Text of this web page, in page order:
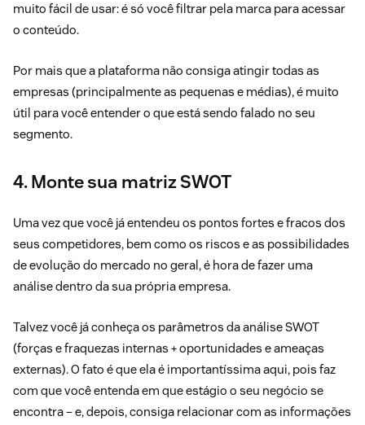
muito fácil de usar: é só você filtrar pela marca para acessar
o conteúdo.
Por mais que a plataforma não consiga atingir todas as
empresas (principalmente as pequenas e médias), é muito
útil para você entender o que está sendo falado no seu
segmento.
4. Monte sua matriz SWOT
Uma vez que você já entendeu os pontos fortes e fracos dos
seus competidores, bem como os riscos e as possibilidades
de evolução do mercado no geral, é hora de fazer uma
análise dentro da sua própria empresa.
Talvez você já conheça os parâmetros da análise SWOT
(forças e fraquezas internas + oportunidades e ameaças
externas). O fato é que ela é importantíssima aqui, pois faz
com que você entenda em que estágio o seu negócio se
encontra – e, depois, consiga relacionar com as informações